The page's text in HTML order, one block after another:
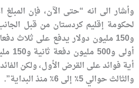
وأشار الى انه “حتى الآن، فإن المبلغ
لحكومة إقليم كردستان من قبل
أية فوائد على القرض الأول، ولكن
والثالث حوالي 5٪ إلى 6٪ منذ البداية”.